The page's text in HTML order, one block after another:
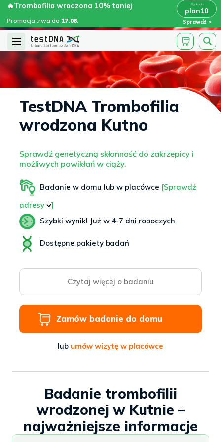
Skip
content
🔥Trombofilia wrodzona 10% taniej
Promocja trwa do 17.08.
plan10
Sprawdź
🔥Trombofilia wrodzona 10% taniej
plan10 x
Open
Menu
TestDNA Trombofilia
wrodzona Kutno
Sprawdź genetyczną skłonność do zakrzepicy i
możliwych powikłań w ciąży.
Badanie w domu lub w placówce [Sprawdź
adresy
]
Szybki wynik! Już w 4-7 dni roboczych
Dostępne pakiety badań
Czytaj więcej o badaniu
Zamów badanie do domu
lub umów wizytę w placówce
Badanie trombofilii
wrodzonej w Kutnie –
najważniejsze informacje